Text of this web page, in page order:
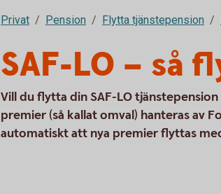
Privat Pension Flytta tjänstepension
SAF-LO – så
Vill du flytta din SAF-LO
premier (så kallat omval) hanteras av
automatiskt att nya premier flyttas